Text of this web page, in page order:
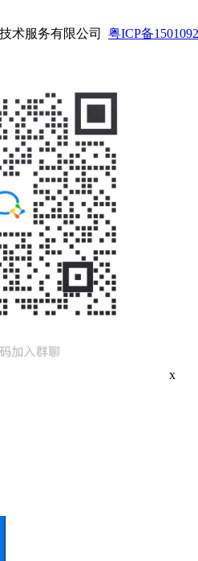
术服务有限公司 粤ICP备
x